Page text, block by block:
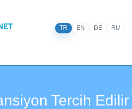
TR EN DE RU
Tercih Edilir